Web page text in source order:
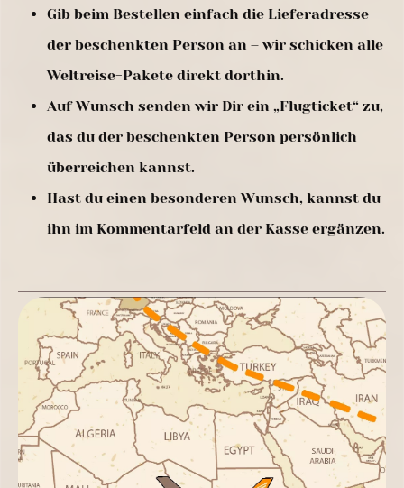
Gib beim Bestellen einfach die Lieferadresse
der beschenkten Person an – wir schicken alle
Weltreise-Pakete direkt dorthin.
Auf Wunsch senden wir Dir ein „Flugticket“ zu,
das du der beschenkten Person persönlich
überreichen kannst.
Hast du einen besonderen Wunsch, kannst du
ihn im Kommentarfeld an der Kasse ergänzen.